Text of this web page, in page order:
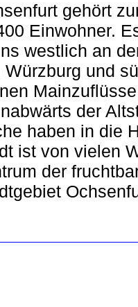
gehört
Einwohner.
westlich an
Würzburg und
der
haben in die
ist von vielen
der